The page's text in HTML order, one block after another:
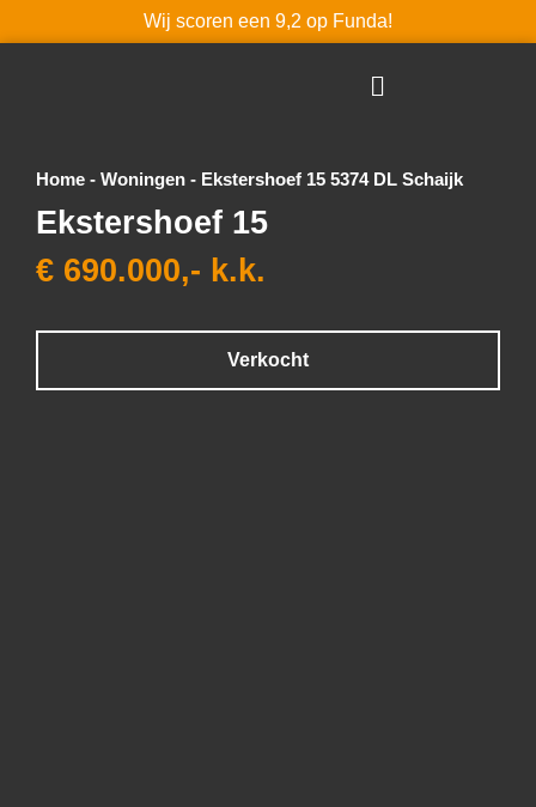
Wij scoren een 9,2 op Funda!
Home - Woningen - Ekstershoef 15 5374 DL Schaijk
Ekstershoef 15
€ 690.000,- k.k.
Verkocht